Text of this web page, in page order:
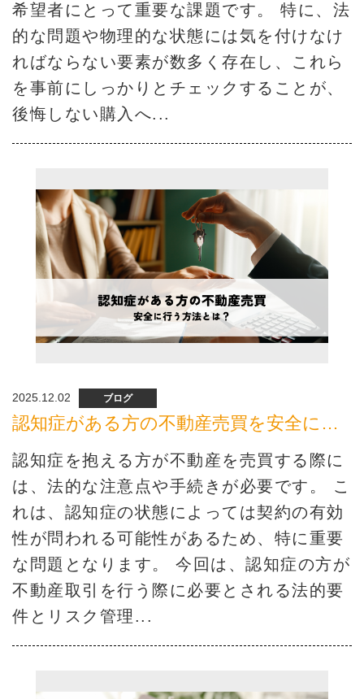
希望者にとって重要な課題です。 特に、法
的な問題や物理的な状態には気を付けなけ
ればならない要素が数多く存在し、これら
を事前にしっかりとチェックすることが、
後悔しない購入へ...
2025.12.02 ブログ
認知症がある方の不動産売買を安全に行う方法とは？
認知症を抱える方が不動産を売買する際に
は、法的な注意点や手続きが必要です。 こ
れは、認知症の状態によっては契約の有効
性が問われる可能性があるため、特に重要
な問題となります。 今回は、認知症の方が
不動産取引を行う際に必要とされる法的要
件とリスク管理...